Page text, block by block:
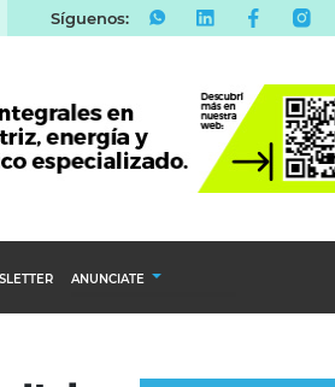
Síguenos:
ANUNCIATE
Email Marketing